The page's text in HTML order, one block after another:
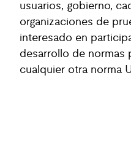
usuarios, gobierno,
organizaciones de
interesado en
desarrollo de normas
cualquier otra norma